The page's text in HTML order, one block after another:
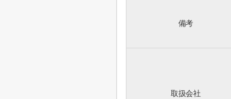
備考
取扱会社